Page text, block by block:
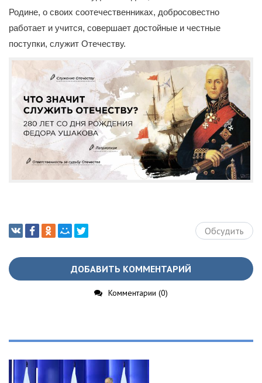
Родине, о своих соотечественниках, добросовестно
работает и учится, совершает достойные и честные
поступки, служит Отечеству.
Обсудить
ДОБАВИТЬ КОММЕНТАРИЙ
Комментарии (0)